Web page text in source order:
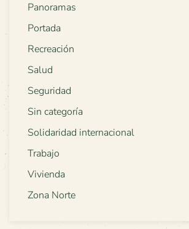
Panoramas
Portada
Recreación
Salud
Seguridad
Sin categoría
Solidaridad internacional
Trabajo
Vivienda
Zona Norte